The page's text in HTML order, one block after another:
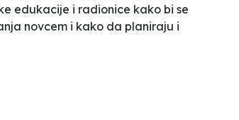
edukacije i radionice kako bi se
novcem i kako da planiraju i